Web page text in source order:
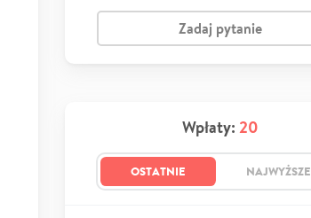
Zadaj pytanie
Wpłaty: 20
OSTATNIE NAJWYŻSZE